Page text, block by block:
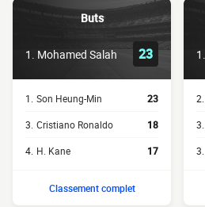
Buts
1. Mohamed Salah 23
1. Son Heung-Min 23
3. Cristiano Ronaldo 18
4. H. Kane 17
Classement complet
1.
2.
3.
3.